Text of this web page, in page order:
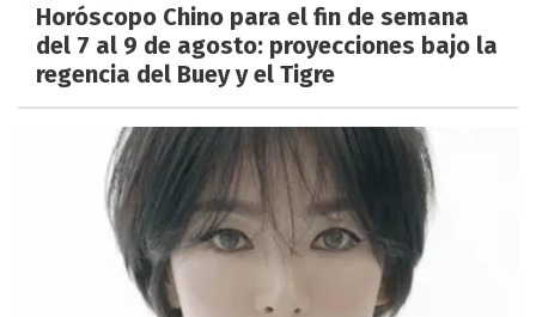
Horóscopo Chino para el fin de semana
del 7 al 9 de agosto: proyecciones bajo la
regencia del Buey y el Tigre